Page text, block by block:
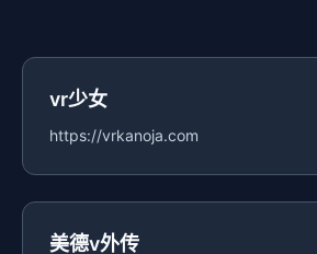
vr少女
https://vrkanoja.com
美德v外传